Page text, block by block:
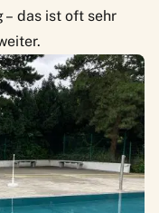
– das ist oft sehr